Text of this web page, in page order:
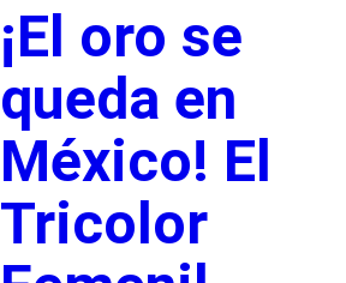
¡El oro se
queda en
México! El
Tricolor